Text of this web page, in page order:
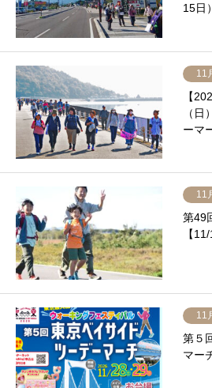
15日）
11
【
（
ーマ
11
第49
【
11
第５
マー